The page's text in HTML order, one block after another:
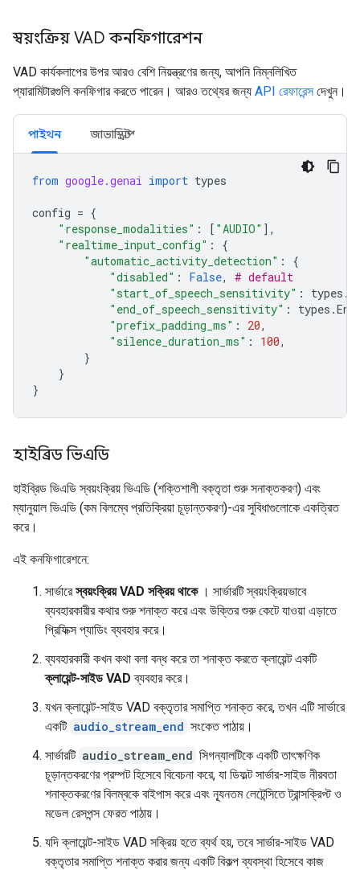
স্বয়ংক্রিয় VAD কনফিগারেশন
VAD কার্যকলাপের উপর আরও বেশি নিয়ন্ত্রণের জন্য, আপনি নিম্নলিখিত
প্যারামিটারগুলি কনফিগার করতে পারেন। আরও তথ্যের জন্য API রেফারেন্সদেখুন।
পাইথন জাভাস্ক্রিপ্ট
from google.genai import types
config = {
"response_modalities" : [ "AUDIO" ],
"realtime_input_config" :
{
"automatic_activity_detection" :
{
"disabled" : False,
# default
"start_of_speech_sensitivity" : types .
"end_of_speech_sensitivity" : types .
"prefix_padding_ms" : 20,
"silence_duration_ms" : 100,
}
}
}
হাইব্রিড ভিএডি
হাইব্রিড ভিএডি স্বয়ংক্রিয় ভিএডি (শক্তিশালী বক্তৃতা শুরু সনাক্তকরণ) এবং
ম্যানুয়াল ভিএডি (কম বিলম্বে প্রতিক্রিয়া চূড়ান্তকরণ)-এর সুবিধাগুলোকে একত্রিত
করে।
এই কনফিগারেশনে:
সার্ভারেস্বয়ংক্রিয় VAD সক্রিয় থাকে। সার্ভারটি স্বয়ংক্রিয়ভাবে
ব্যবহারকারীর কথার শুরু শনাক্ত করে এবং উক্তির শুরু কেটে যাওয়া এড়াতে
প্রিফিক্স প্যাডিং ব্যবহার করে।
ব্যবহারকারী কখন কথা বলা বন্ধ করে তা শনাক্ত করতে ক্লায়েন্ট একটি
ক্লায়েন্ট-সাইড VAD ব্যবহার করে।
যখন ক্লায়েন্ট-সাইড VAD বক্তৃতার সমাপ্তি শনাক্ত করে, তখন এটি সার্ভারে
একটি audio_stream_end সংকেত পাঠায়।
সার্ভারটি audio_stream_end সিগন্যালটিকে একটি তাৎক্ষণিক
চূড়ান্তকরণের প্রম্পট হিসেবে বিবেচনা করে, যা ডিফল্ট সার্ভার-সাইড নীরবতা
শনাক্তকরণের বিলম্বকে বাইপাস করে এবং ন্যূনতম লেটেন্সিতে ট্রান্সক্রিপ্ট ও
মডেল রেসপন্স ফেরত পাঠায়।
যদি ক্লায়েন্ট-সাইড VAD সক্রিয় হতে ব্যর্থ হয়, তবে সার্ভার-সাইড VAD
বক্তৃতার সমাপ্তি শনাক্ত করার জন্য একটি বিকল্প ব্যবস্থা হিসেবে কাজ